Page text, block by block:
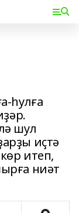
һулға
шул
иҫтә
итеп,
ниәт